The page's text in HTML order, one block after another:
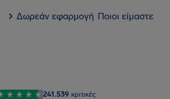
Δωρεάν εφαρμογή Ποιοι είμαστε
241.539 κριτικές